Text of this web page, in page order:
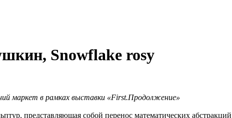
Snowflake rosy
маркет в рамках выставки «First.Продолжение»
представляющая собой перенос математических